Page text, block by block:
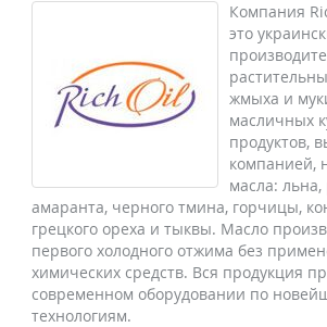
Компания
это
жмыха и
масличных
продуктов,
компанией,
масла:
амаранта, черного тмина, горчицы,
грецкого ореха и тыквы. Масло
первого холодного отжима без
химических средств. Вся продукция
современном оборудовании по
технологиям.